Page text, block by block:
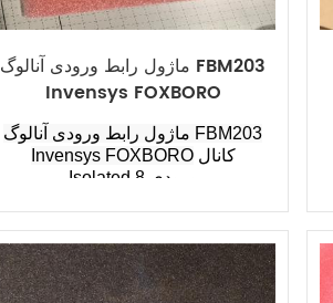
ماژول رابط ورودی آنالوگ FBM203
Invensys FOXBORO
ماژول رابط ورودی آنالوگ FBM203
Invensys FOXBOROکانال
Isolated 8 ورودی